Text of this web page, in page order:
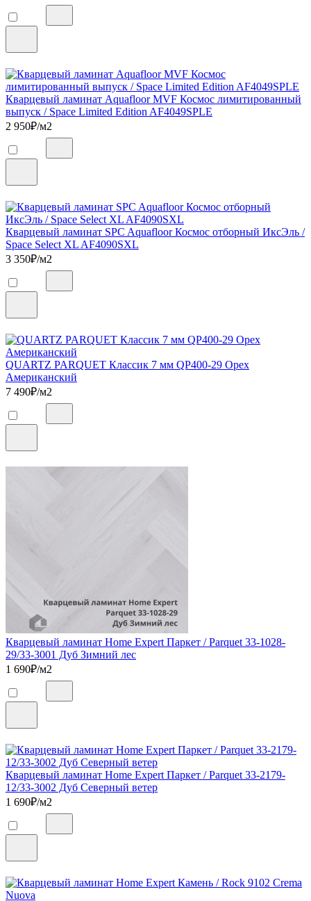
Кварцевый ламинат Aquafloor MVF Космос лимитированный
выпуск / Space Limited Edition AF4049SPLE
2 950₽/м2
Кварцевый ламинат SPC Aquafloor Космос отборный ИксЭль /
Space Select XL AF4090SXL
3 350₽/м2
QUARTZ PARQUET Классик 7 мм QP400-29 Орех
Американский
7 490₽/м2
Кварцевый ламинат Home Expert Паркет / Parquet 33-1028-
29/33-3001 Дуб Зимний лес
1 690₽/м2
Кварцевый ламинат Home Expert Паркет / Parquet 33-2179-
12/33-3002 Дуб Северный ветер
1 690₽/м2